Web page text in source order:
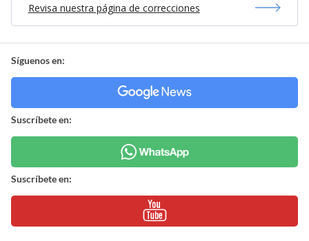
Revisa nuestra página de correcciones
Síguenos en:
Suscríbete en:
Suscríbete en: